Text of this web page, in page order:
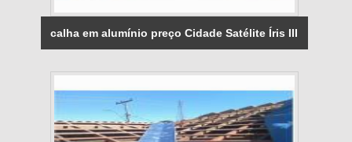
calha em alumínio preço Cidade Satélite Íris III